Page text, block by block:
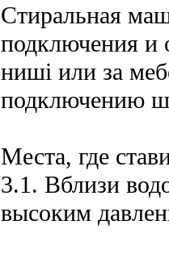
Стиральная
подключения и
ниші или за
подключению
Места, где
3.1. Вблизи
высоким